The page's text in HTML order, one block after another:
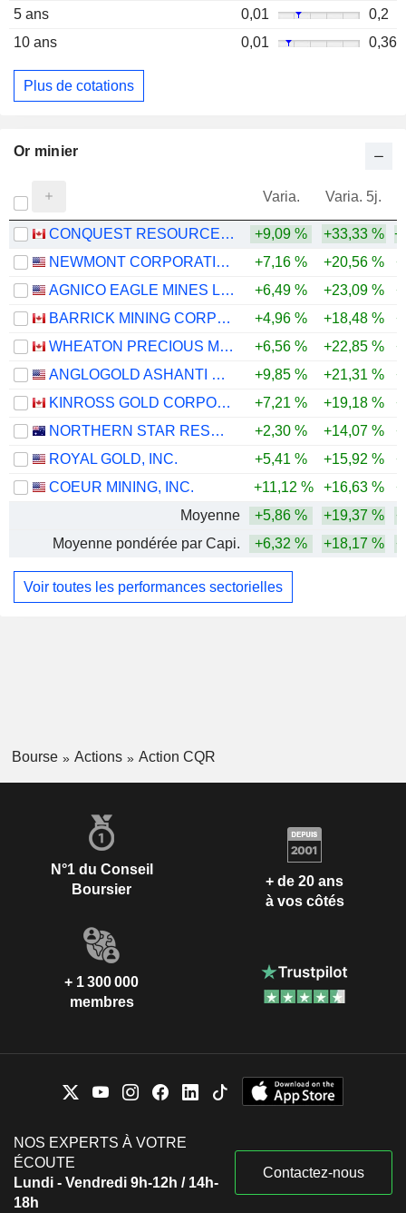
5 ans
0,01
0,2
10 ans
0,01 0,36
Plus de cotations
Or minier
Varia. Varia. 5j.
CONQUEST RESOURCES LIMITED +9,09 % +33,33 %
NEWMONT CORPORATION
+7,16 % +20,56 %
AGNICO EAGLE MINES LIMITED
+6,49 % +23,09 %
BARRICK MINING CORPORATION
+4,96 % +18,48 %
WHEATON PRECIOUS METALS CORP.
+6,56 % +22,85 %
ANGLOGOLD ASHANTI PLC
+9,85 % +21,31 %
KINROSS GOLD CORPORATION
+7,21 % +19,18 %
NORTHERN STAR RESOURCES LIMITED
+2,30 % +14,07 %
ROYAL GOLD, INC.
+5,41 % +15,92 %
COEUR MINING, INC.
+11,12 % +16,63 %
Moyenne
+5,86 % +19,37 %
Moyenne pondérée par Capi.
+6,32 % +18,17 %
Voir toutes les performances sectorielles
Bourse Actions Action CQR
N°1 du Conseil
Boursier
+ de 20 ans
à vos côtés
+ 1 300 000
membres
NOS EXPERTS À VOTRE
ÉCOUTE
Lundi - Vendredi 9h-12h / 14h-
18h
Contactez-nous